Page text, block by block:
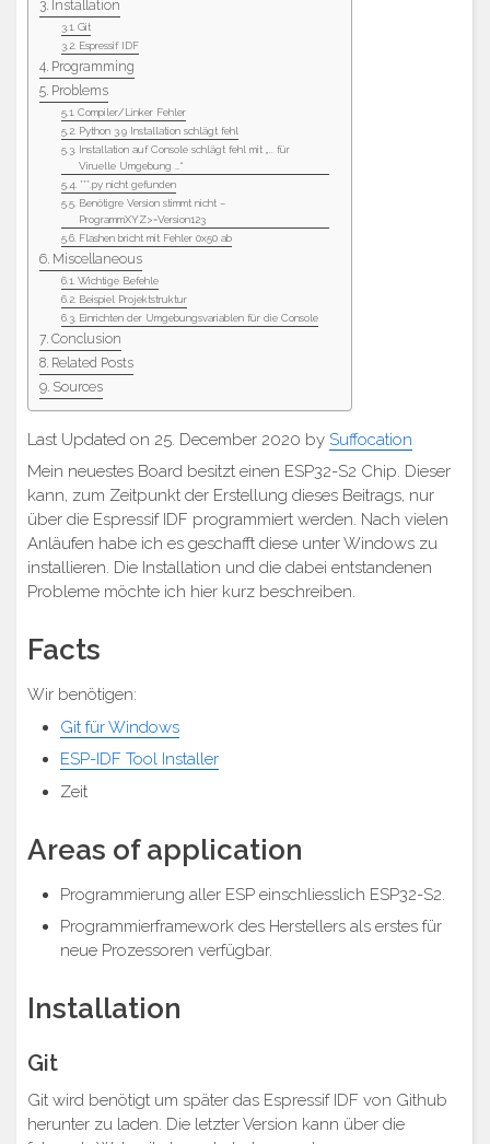
Installation
Git
Espressif IDF
Programming
Problems
Compiler/Linker Fehler
Python 3.9 Installation schlägt fehl
Installation auf Console schlägt fehl mit „.. für
Viruelle Umgebung …“
***.py nicht gefunden
Benötigre Version stimmt nicht –
ProgrammXYZ>=Version123
Flashen bricht mit Fehler 0x50 ab
Miscellaneous
Wichtige Befehle
Beispiel Projektstruktur
Einrichten der Umgebungsvariablen für die Console
Conclusion
Related Posts
Sources
Last Updated on 25. December 2020 by Suffocation
Mein neuestes Board besitzt einen ESP32-S2 Chip. Dieser
kann, zum Zeitpunkt der Erstellung dieses Beitrags, nur
über die Espressif IDF programmiert werden. Nach vielen
Anläufen habe ich es geschafft diese unter Windows zu
installieren. Die Installation und die dabei entstandenen
Probleme möchte ich hier kurz beschreiben.
Facts
Wir benötigen:
Git für Windows
ESP-IDF Tool Installer
Zeit
Areas of application
Programmierung aller ESP einschliesslich ESP32-S2.
Programmierframework des Herstellers als erstes für
neue Prozessoren verfügbar.
Installation
Git
Git wird benötigt um später das Espressif IDF von Github
herunter zu laden. Die letzter Version kann über die